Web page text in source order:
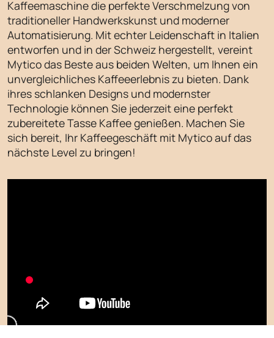
Kaffeemaschine die perfekte Verschmelzung von
traditioneller Handwerkskunst und moderner
Automatisierung. Mit echter Leidenschaft in Italien
entworfen und in der Schweiz hergestellt, vereint
Mytico das Beste aus beiden Welten, um Ihnen ein
unvergleichliches Kaffeeerlebnis zu bieten. Dank
ihres schlanken Designs und modernster
Technologie können Sie jederzeit eine perfekt
zubereitete Tasse Kaffee genießen. Machen Sie
sich bereit, Ihr Kaffeegeschäft mit Mytico auf das
nächste Level zu bringen!